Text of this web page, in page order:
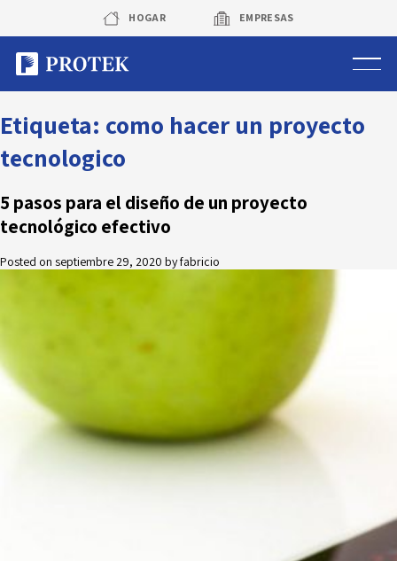
content
HOGAR EMPRESAS
Sistema de alarmas
Rastreo vehicular GPS
Protek Personas
Corredora de seguros
Novedades
Etiqueta: como hacer un proyecto
tecnologico
5 pasos para el diseño de un proyecto
tecnológico efectivo
Posted on septiembre 29, 2020 byfabricio